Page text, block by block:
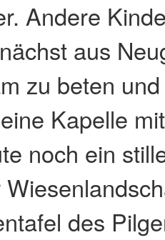
Andere
aus
zu beten
Kapelle
noch ein
des